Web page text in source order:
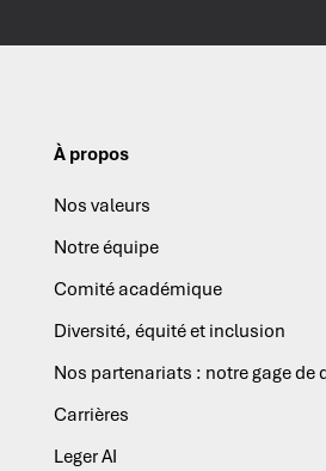
À propos
Nos valeurs
Notre équipe
Comité académique
Diversité, équité et inclusion
Nos partenariats : notre gage de
Carrières
Leger AI